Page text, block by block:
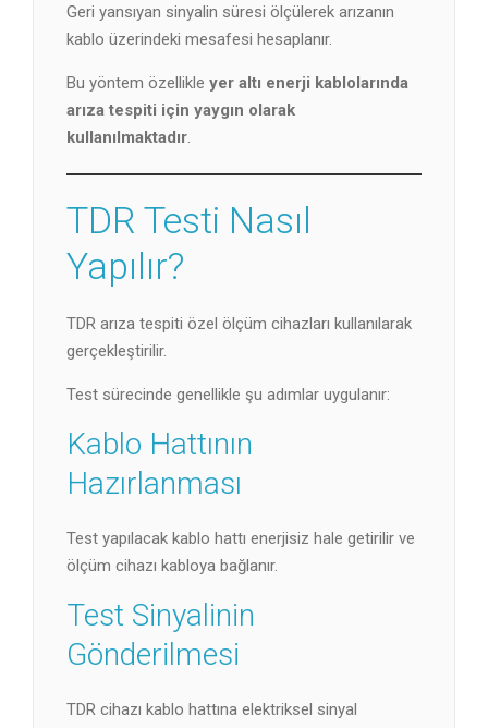
Geri yansıyan sinyalin süresi ölçülerek arızanın
kablo üzerindeki mesafesi hesaplanır.
Bu yöntem özellikle yer altı enerji kablolarında
arıza tespiti için yaygın olarak
kullanılmaktadır.
TDR Testi Nasıl
Yapılır?
TDR arıza tespiti özel ölçüm cihazları kullanılarak
gerçekleştirilir.
Test sürecinde genellikle şu adımlar uygulanır:
Kablo Hattının
Hazırlanması
Test yapılacak kablo hattı enerjisiz hale getirilir ve
ölçüm cihazı kabloya bağlanır.
Test Sinyalinin
Gönderilmesi
TDR cihazı kablo hattına elektriksel sinyal